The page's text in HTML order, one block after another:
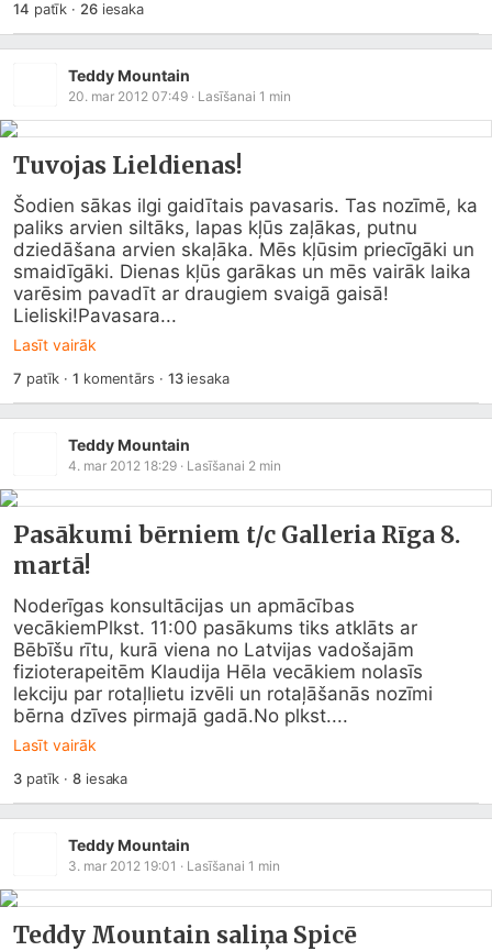
14 patīk · 26iesaka
Teddy Mountain
20. mar 2012 07:49 · Lasīšanai 1 min
Tuvojas Lieldienas!
Šodien sākas ilgi gaidītais pavasaris. Tas nozīmē, ka
paliks arvien siltāks, lapas kļūs zaļākas, putnu
dziedāšana arvien skaļāka. Mēs kļūsim priecīgāki un
smaidīgāki. Dienas kļūs garākas un mēs vairāk laika
varēsim pavadīt ar draugiem svaigā gaisā!
Lieliski!Pavasara...
Lasīt vairāk
7 patīk ·1 komentārs · 13iesaka
Teddy Mountain
4. mar 2012 18:29 · Lasīšanai 2 min
Pasākumi bērniem t/c Galleria Rīga 8.
martā!
Noderīgas konsultācijas un apmācības
vecākiemPlkst. 11:00 pasākums tiks atklāts ar
Bēbīšu rītu, kurā viena no Latvijas vadošajām
fizioterapeitēm Klaudija Hēla vecākiem nolasīs
lekciju par rotaļlietu izvēli un rotaļāšanās nozīmi
bērna dzīves pirmajā gadā.No plkst....
Lasīt vairāk
3patīk ·8iesaka
Teddy Mountain
3. mar 2012 19:01 · Lasīšanai 1 min
Teddy Mountain saliņa Spicē